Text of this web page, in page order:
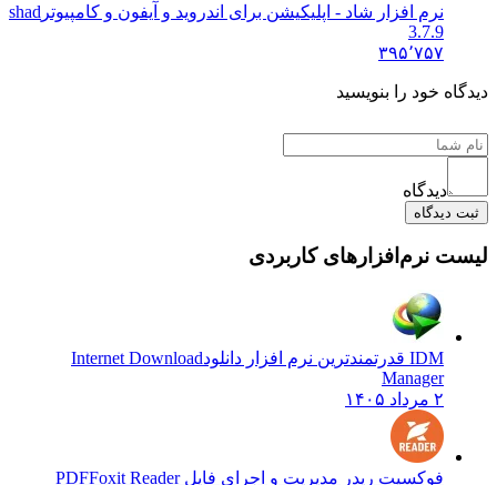
نرم افزار شاد - اپلیکیشن برای اندروید و آیفون و کامپیوتر shad
3.7.9
۳۹۵٬۷۵۷
دیدگاه خود را بنویسید
دیدگاه
ثبت دیدگاه
لیست نرم‌افزارهای کاربردی
IDM قدرتمندترین نرم افزار دانلود
Internet Download
Manager
۲ مرداد ۱۴۰۵
فوکسیت ریدر مدیریت و اجرای فایل PDFFoxit Reader